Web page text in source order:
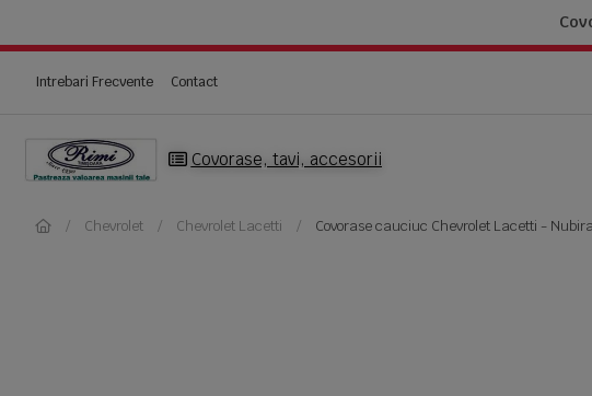
Intrebari Frecvente Contact
Covorase, tavi, accesorii
Chevrolet Chevrolet Lacetti Covorase cauciuc Chevrolet Lacetti -